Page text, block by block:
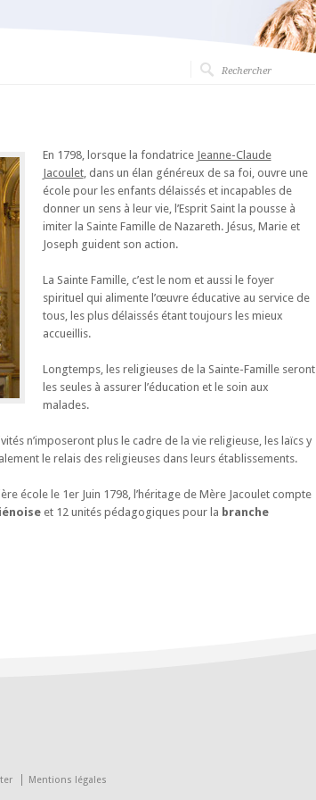
En 1798, lorsque la fondatrice Jeanne-Claude
Jacoulet, dans un élan généreux de sa foi, ouvre une
école pour les enfants délaissés et incapables de
donner un sens à leur vie, l’Esprit Saint la pousse à
imiter la Sainte Famille de Nazareth. Jésus, Marie et
Joseph guident son action.
La Sainte Famille, c’est le nom et aussi le foyer
spirituel qui alimente l’œuvre éducative au service de
tous, les plus délaissés étant toujours les mieux
accueillis.
Longtemps, les religieuses de la Sainte-Famille seront
les seules à assurer l’éducation et le soin aux
malades.
n’imposeront plus le cadre de la vie religieuse, les laïcs y
le relais des religieuses dans leurs établissements.
école le 1er Juin 1798, l’héritage de Mère Jacoulet compte
et 12 unités pédagogiques pour la branche
Mentions légales